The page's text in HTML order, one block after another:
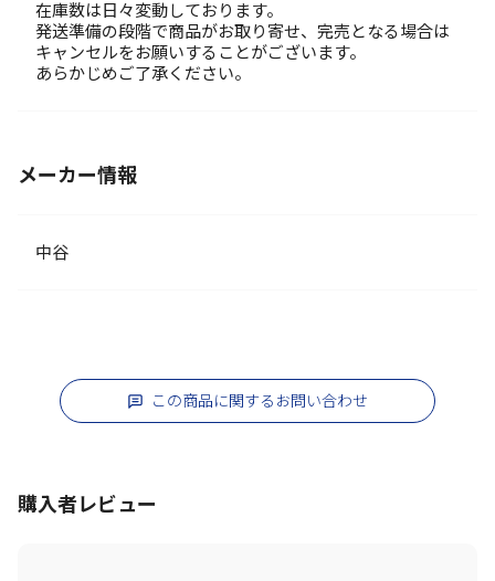
在庫数は日々変動しております。
発送準備の段階で商品がお取り寄せ、完売となる場合は
キャンセルをお願いすることがございます。
あらかじめご了承ください。
メーカー情報
中谷
この商品に関するお問い合わせ
購入者レビュー